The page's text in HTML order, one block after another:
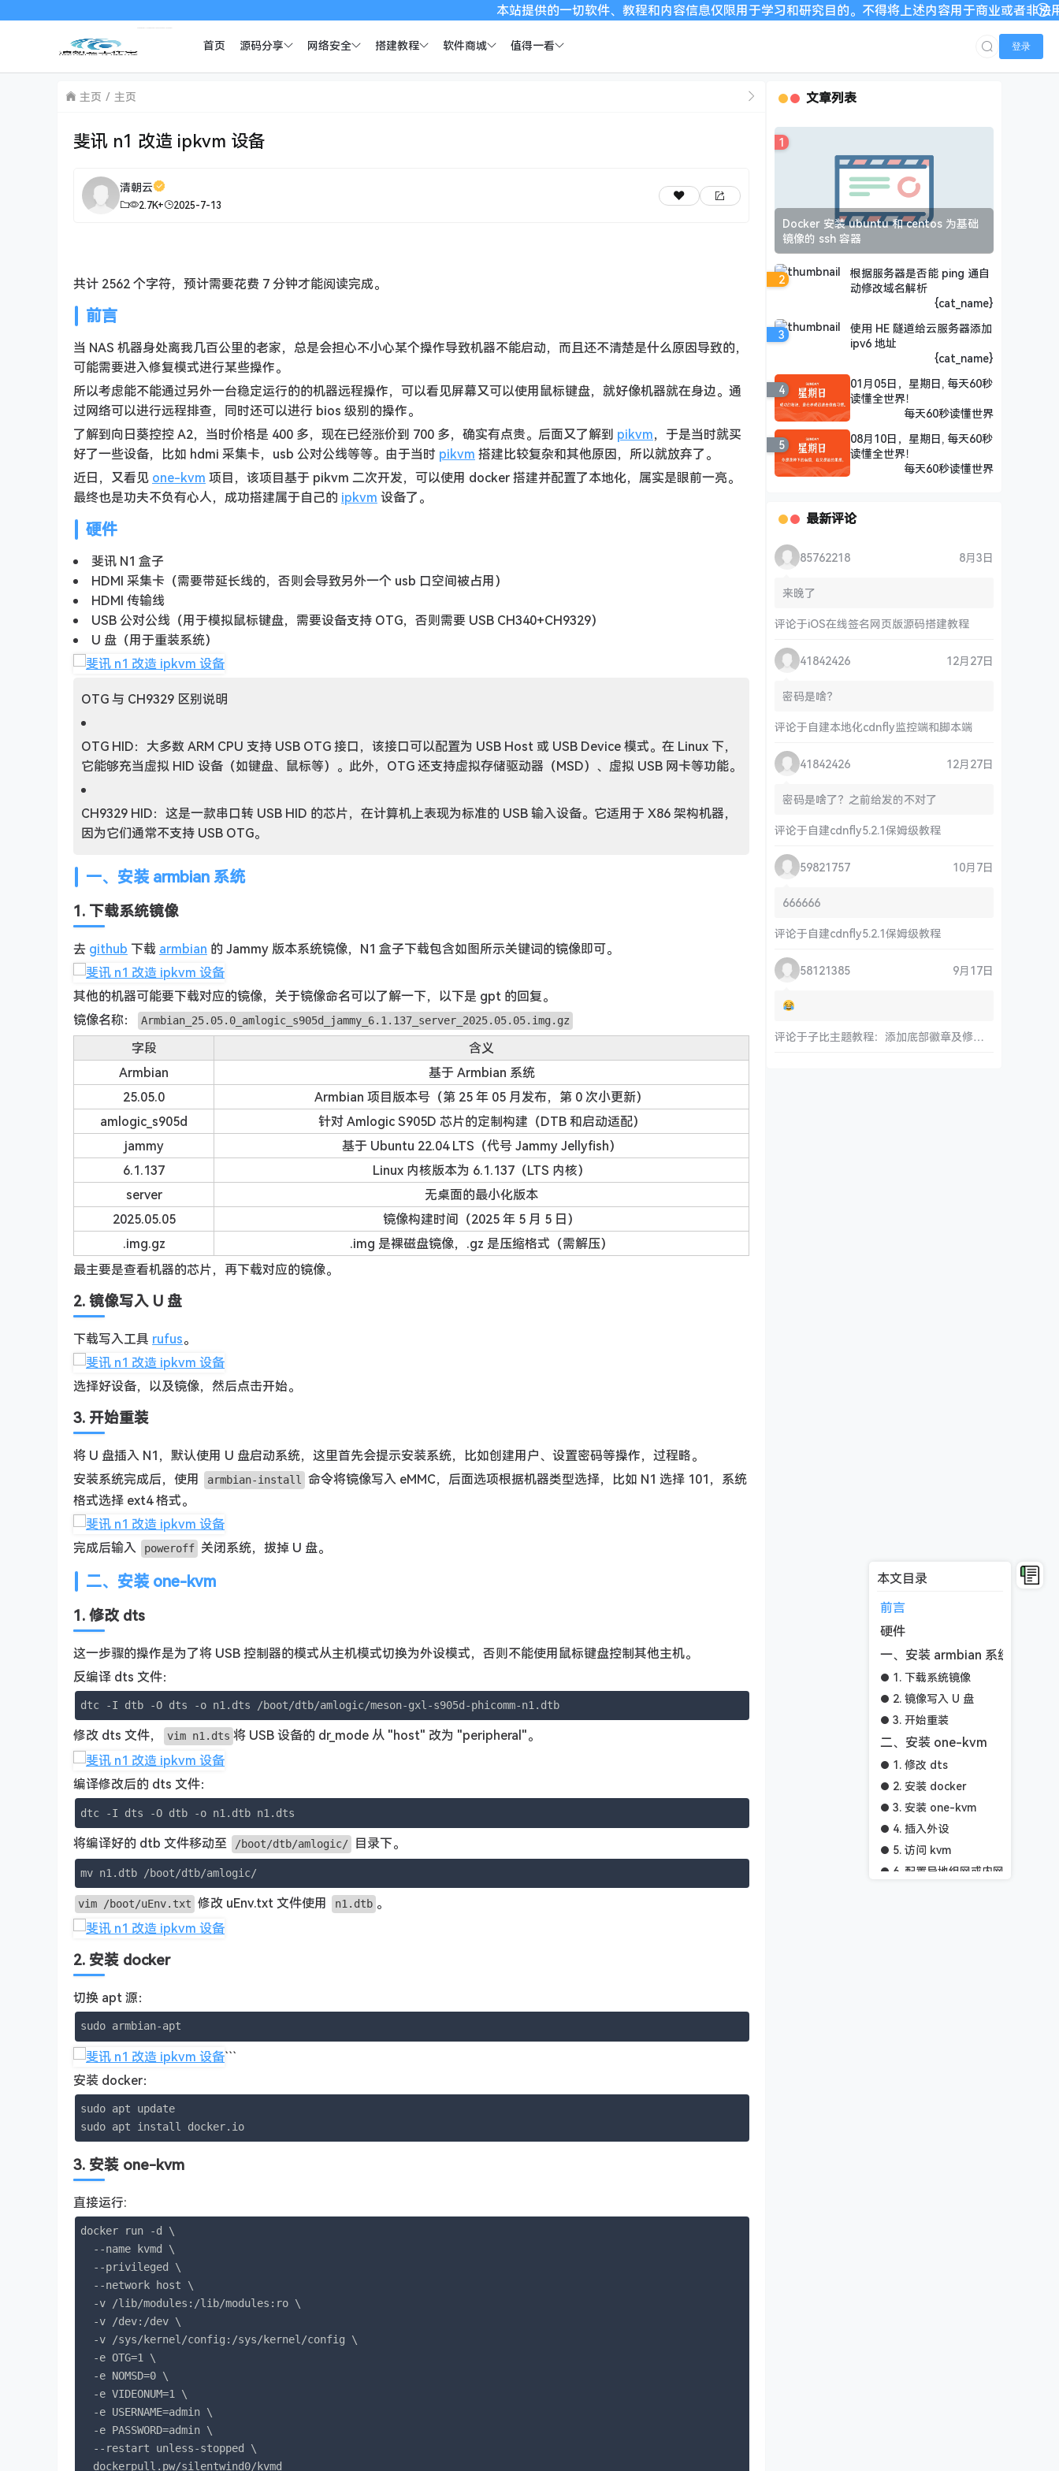
本文目录
前言
硬件
一、安装 armbian 系统
1. 下载系统镜像
2. 镜像写入 U 盘
3. 开始重装
二、安装 one-kvm
1. 修改 dts
2. 安装 docker
3. 安装 one-kvm
4. 插入外设
5. 访问 kvm
6. 配置异地组网或内网穿透
本站提供的一切软件、教程和内容信息仅限用于学习和研究目的。不得将上述内容用于商业或者非法用途，否
首页 源码分享 网络安全 搭建教程 软件商城 值得一看 登录
主页 主页
斐讯 n1 改造 ipkvm 设备
清朝云
2.7K+ 2025-7-13
共计 2562 个字符，预计需要花费 7 分钟才能阅读完成。
前言
当 NAS 机器身处离我几百公里的老家，总是会担心不小心某个操作导致机器不能启动，而且还不清楚是什么原因导致的，
可能需要进入修复模式进行某些操作。
所以考虑能不能通过另外一台稳定运行的的机器远程操作，可以看见屏幕又可以使用鼠标键盘，就好像机器就在身边。通
过网络可以进行远程排查，同时还可以进行 bios 级别的操作。
了解到向日葵控控 A2，当时价格是 400 多，现在已经涨价到 700 多，确实有点贵。后面又了解到 pikvm，于是当时就买
好了一些设备，比如 hdmi 采集卡，usb 公对公线等等。由于当时 pikvm 搭建比较复杂和其他原因，所以就放弃了。
近日，又看见 one-kvm 项目，该项目基于 pikvm 二次开发，可以使用 docker 搭建并配置了本地化，属实是眼前一亮。
最终也是功夫不负有心人，成功搭建属于自己的 ipkvm 设备了。
硬件
斐讯 N1 盒子
HDMI 采集卡（需要带延长线的，否则会导致另外一个 usb 口空间被占用）
HDMI 传输线
USB 公对公线（用于模拟鼠标键盘，需要设备支持 OTG，否则需要 USB CH340+CH9329）
U 盘（用于重装系统）
OTG 与 CH9329 区别说明
OTG HID：大多数 ARM CPU 支持 USB OTG 接口，该接口可以配置为 USB Host 或 USB Device 模式。在 Linux 下，
它能够充当虚拟 HID 设备（如键盘、鼠标等）。此外，OTG 还支持虚拟存储驱动器（MSD）、虚拟 USB 网卡等功能。
CH9329 HID：这是一款串口转 USB HID 的芯片，在计算机上表现为标准的 USB 输入设备。它适用于 X86 架构机器，
因为它们通常不支持 USB OTG。
一、安装 armbian 系统
1. 下载系统镜像
去 github 下载 armbian 的 Jammy 版本系统镜像，N1 盒子下载包含如图所示关键词的镜像即可。
其他的机器可能要下载对应的镜像，关于镜像命名可以了解一下，以下是 gpt 的回复。
镜像名称：
Armbian_25.05.0_amlogic_s905d_jammy_6.1.137_server_2025.05.05.img.gz
字段
含义
Armbian
基于 Armbian 系统
25.05.0
Armbian 项目版本号（第 25 年 05 月发布，第 0 次小更新）
amlogic_s905d
针对 Amlogic S905D 芯片的定制构建（DTB 和启动适配）
jammy
基于 Ubuntu 22.04 LTS（代号 Jammy Jellyfish）
6.1.137
Linux 内核版本为 6.1.137（LTS 内核）
server
无桌面的最小化版本
2025.05.05
镜像构建时间（2025 年 5 月 5 日）
.img.gz
.img 是裸磁盘镜像，.gz 是压缩格式（需解压）
最主要是查看机器的芯片，再下载对应的镜像。
2. 镜像写入 U 盘
下载写入工具 rufus。
选择好设备，以及镜像，然后点击开始。
3. 开始重装
将 U 盘插入 N1，默认使用 U 盘启动系统，这里首先会提示安装系统，比如创建用户、设置密码等操作，过程略。
安装系统完成后，使用
armbian-install
命令将镜像写入 eMMC，后面选项根据机器类型选择，比如 N1 选择 101，系统
格式选择 ext4 格式。
完成后输入 poweroff 关闭系统，拔掉 U 盘。
二、安装 one-kvm
1. 修改 dts
这一步骤的操作是为了将 USB 控制器的模式从主机模式切换为外设模式，否则不能使用鼠标键盘控制其他主机。
反编译 dts 文件：
dtc -I dtb -O dts -o n1.dts /boot/dtb/amlogic/meson-gxl-s905d-phicomm-n1.dtb
修改 dts 文件， vim n1.dts 将 USB 设备的 dr_mode 从 "host" 改为 "peripheral"。
编译修改后的 dts 文件：
dtc -I dts -O dtb -o n1.dtb n1.dts
将编译好的 dtb 文件移动至 /boot/dtb/amlogic/ 目录下。
mv n1.dtb /boot/dtb/amlogic/
vim /boot/uEnv.txt 修改 uEnv.txt 文件使用 n1.dtb 。
2. 安装 docker
切换 apt 源：
sudo armbian-apt
```
安装 docker：
sudo apt update
sudo apt install docker.io
3. 安装 one-kvm
直接运行:
docker run -d \
  --name kvmd \
  --privileged \
  --network host \
  -v /lib/modules:/lib/modules:ro \
  -v /dev:/dev \
  -v /sys/kernel/config:/sys/kernel/config \
  -e OTG=1 \
  -e NOMSD=0 \
  -e VIDEONUM=1 \
  -e USERNAME=admin \
  -e PASSWORD=admin \
  --restart unless-stopped \
  dockerpull.pw/silentwind0/kvmd
文章列表
1
Docker 安装 ubuntu 和 centos 为基础
镜像的 ssh 容器
2
根据服务器是否能 ping 通自
动修改域名解析
{cat_name}
3
使用 HE 隧道给云服务器添加
ipv6 地址
{cat_name}
4
01月05日，星期日, 每天60秒
读懂全世界！
每天60秒读懂世界
5
08月10日，星期日, 每天60秒
读懂全世界！
每天60秒读懂世界
最新评论
85762218 8月3日
来晚了
评论于iOS在线签名网页版源码搭建教程
41842426 12月27日
密码是啥？
评论于自建本地化cdnfly监控端和脚本端
41842426 12月27日
密码是啥了？之前给发的不对了
评论于自建cdnfly5.2.1保姆级教程
59821757 10月7日
666666
评论于自建cdnfly5.2.1保姆级教程
58121385 9月17日
评论于子比主题教程：添加底部徽章及修改链接和运行时间